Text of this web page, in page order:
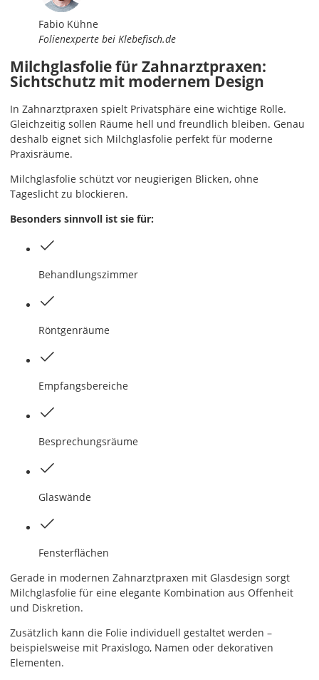
Fabio Kühne
Folienexperte bei Klebefisch.de
Milchglasfolie für Zahnarztpraxen:
Sichtschutz mit modernem Design
In Zahnarztpraxen spielt Privatsphäre eine wichtige Rolle.
Gleichzeitig sollen Räume hell und freundlich bleiben. Genau
deshalb eignet sich Milchglasfolie perfekt für moderne
Praxisräume.
Milchglasfolie schützt vor neugierigen Blicken, ohne
Tageslicht zu blockieren.
Besonders sinnvoll ist sie für:
Behandlungszimmer
Röntgenräume
Empfangsbereiche
Besprechungsräume
Glaswände
Fensterflächen
Gerade in modernen Zahnarztpraxen mit Glasdesign sorgt
Milchglasfolie für eine elegante Kombination aus Offenheit
und Diskretion.
Zusätzlich kann die Folie individuell gestaltet werden –
beispielsweise mit Praxislogo, Namen oder dekorativen
Elementen.